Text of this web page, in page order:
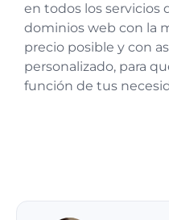
en todos los servicios
dominios web con la
precio posible y con
personalizado, para
función de tus